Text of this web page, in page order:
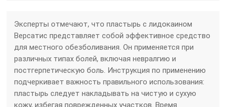
Эксперты отмечают, что пластырь с лидокаином
Версатис представляет собой эффективное средство
для местного обезболивания. Он применяется при
различных типах болей, включая невралгию и
постгерпетическую боль. Инструкция по применению
подчеркивает важность правильного использования:
пластырь следует накладывать на чистую и сухую
кожу, избегая поврежденных участков. Время